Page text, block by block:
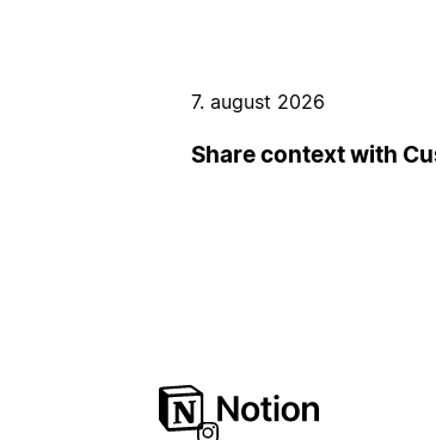
7. august 2026
Share context with